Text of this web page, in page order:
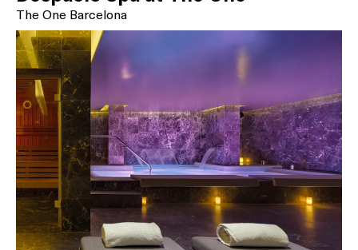
SPAS
RESTAURANTS
SALES
Activitats
On?
The One Barcelona